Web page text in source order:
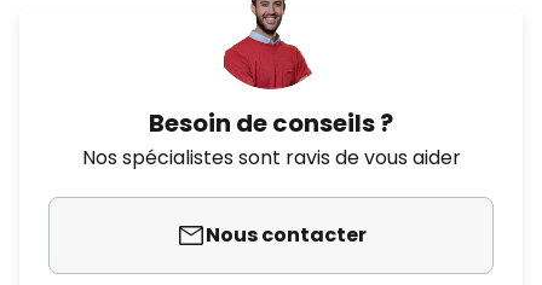
Besoin de conseils ?
Nos spécialistes sont ravis de vous aider
Nous contacter